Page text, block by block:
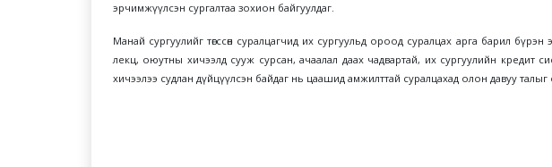
эрчимжүүлсэн сургалтаа зохион байгуулдаг.
Манай сургуулийг төгссөн суралцагчид их сургуульд ороод суралцах арга барил
лекц, оюутны хичээлд сууж сурсан, ачаалал даах чадвартай, их сургуулийн кредит
хичээлээ судлан дүйцүүлсэн байдаг нь цаашид амжилттай суралцахад олон давуу талыг